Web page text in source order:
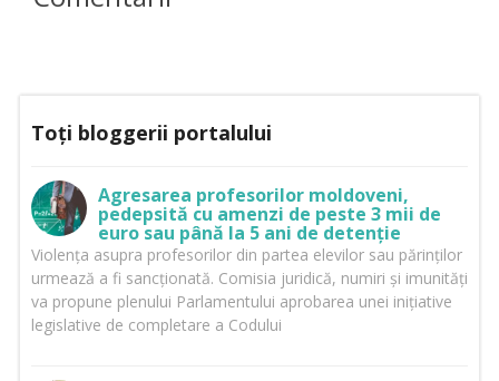
Toți bloggerii portalului
Agresarea profesorilor moldoveni,
pedepsită cu amenzi de peste 3 mii de
euro sau până la 5 ani de detenție
Violența asupra profesorilor din partea elevilor sau părinților
urmează a fi sancționată. Comisia juridică, numiri și imunități
va propune plenului Parlamentului aprobarea unei inițiative
legislative de completare a Codului